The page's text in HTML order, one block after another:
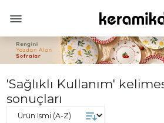
'Sağlıklı Kullanım'
sonuçları